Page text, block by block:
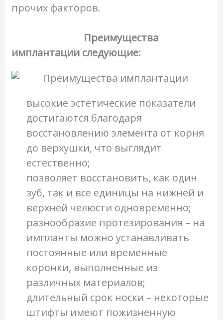
прочих факторов.
Преимущества
имплантации следующие:
высокие эстетические показатели
достигаются благодаря
восстановлению элемента от корня
до верхушки, что выглядит
естественно;
позволяет восстановить, как один
зуб, так и все единицы на нижней и
верхней челюсти одновременно;
разнообразие протезирования – на
импланты можно устанавливать
постоянные или временные
коронки, выполненные из
различных материалов;
длительный срок носки – некоторые
штифты имеют пожизненную